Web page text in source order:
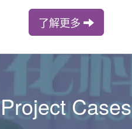
了解更多
Project Cases